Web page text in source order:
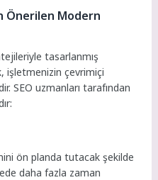
Önerilen Modern
tasarlanmış
işletmenizin çevrimiçi
SEO uzmanları tarafından
ön planda tutacak şekilde
daha fazla zaman